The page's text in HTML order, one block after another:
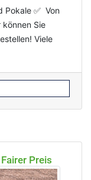
Pokale ✅ Von
Sie
Viele
Preis